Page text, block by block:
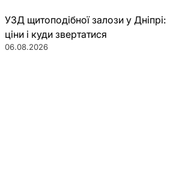
УЗД щитоподібної залози у Дніпрі:
ціни і куди звертатися
06.08.2026